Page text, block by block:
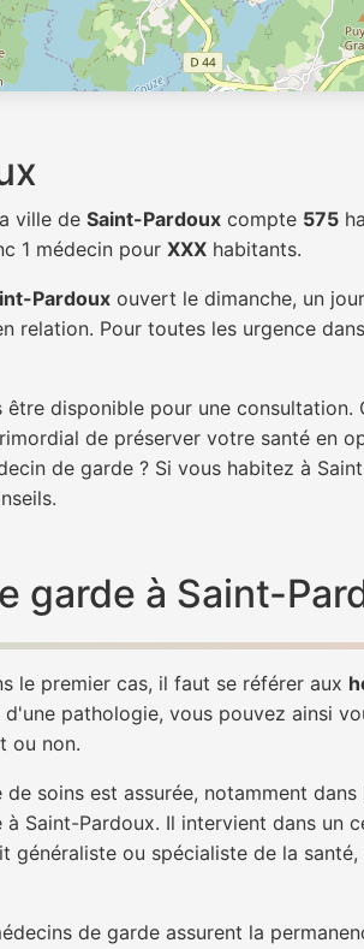
ville de Saint-Pardoux compte 575
1 médecin pour XXX habitants.
Pardoux ouvert le dimanche, un
relation. Pour toutes les urgence
disponible pour une
de préserver votre santé en
de garde ? Si vous habitez à
garde à Saint-
le premier cas, il faut se référer aux
pathologie, vous pouvez ainsi
ou non.
soins est assurée, notamment
Saint-Pardoux. Il intervient dans un
généraliste ou spécialiste de la
de garde assurent la